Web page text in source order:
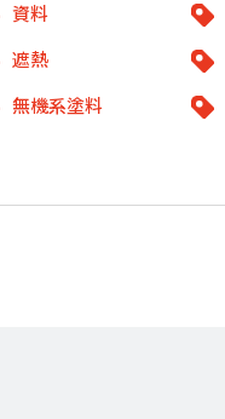
資料
遮熱
無機系塗料